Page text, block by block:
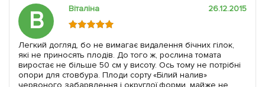
В Віталіна 26.12.2015
Легкий догляд, бо не вимагає видалення бічних гілок,
які не приносять плодів. До того ж, рослина томата
виростає не більше 50 см у висоту. Ось тому не потрібні
опори для стовбура. Плоди сорту «Білий налив»
червоного забарвлення і округлої форми, майже не